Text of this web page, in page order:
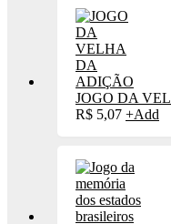
JOGO DA
R$ 5,07 +Add